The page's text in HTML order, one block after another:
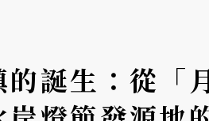
誕生：從「